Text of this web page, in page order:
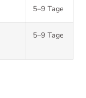
5–9 Tage
5–9 Tage